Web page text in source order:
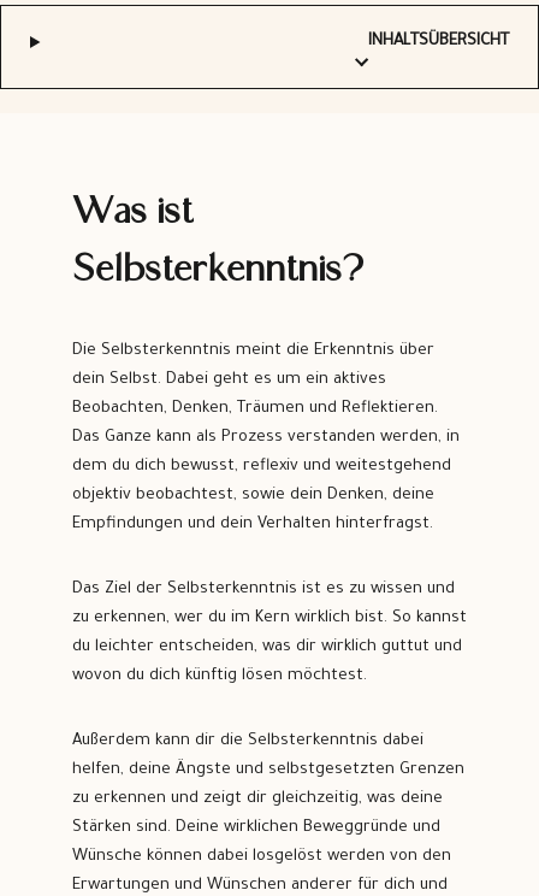
INHALTSÜBERSICHT
Was ist
Selbsterkenntnis?
Die Selbsterkenntnis meint die Erkenntnis über
dein Selbst. Dabei geht es um ein aktives
Beobachten, Denken, Träumen und Reflektieren.
Das Ganze kann als Prozess verstanden werden, in
dem du dich bewusst, reflexiv und weitestgehend
objektiv beobachtest, sowie dein Denken, deine
Empfindungen und dein Verhalten hinterfragst.
Das Ziel der Selbsterkenntnis ist es zu wissen und
zu erkennen, wer du im Kern wirklich bist. So kannst
du leichter entscheiden, was dir wirklich guttut und
wovon du dich künftig lösen möchtest.
Außerdem kann dir die Selbsterkenntnis dabei
helfen, deine Ängste und selbstgesetzten Grenzen
zu erkennen und zeigt dir gleichzeitig, was deine
Stärken sind. Deine wirklichen Beweggründe und
Wünsche können dabei losgelöst werden von den
Erwartungen und Wünschen anderer für dich und